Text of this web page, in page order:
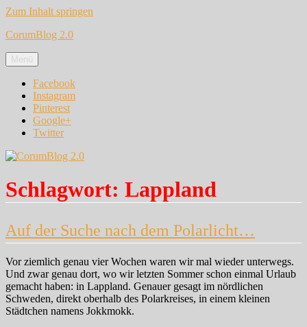
Zum Inhalt springen
CorumBlog 2.0
Menü
Facebook
Instagram
Pinterest
Google+
Twitter
Schlagwort: Lappland
Auf der Suche nach dem Polarlicht…
Vor ziemlich genau vier Wochen waren wir mal wieder unterwegs.
Und zwar genau dort, wo wir letzten Sommer schon einmal Urlaub
gemacht haben: in Lappland. Genauer gesagt im nördlichen
Schweden, direkt oberhalb des Polarkreises, in einem kleinen
Städtchen namens Jokkmokk.